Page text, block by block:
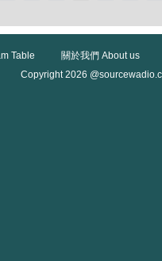
Table
關於我們 About us
Copyright 2026